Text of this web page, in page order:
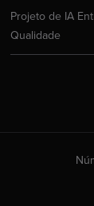
Projeto de IA
Qualidade